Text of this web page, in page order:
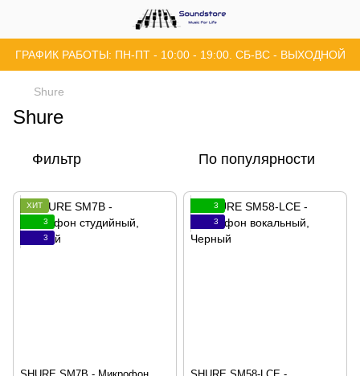
ГРАФИК РАБОТЫ: ПН-ПТ - 10:00 - 19:00. СБ-ВС - ВЫХОДНОЙ
Shure
Shure
Фильтр По популярности
ХИТ
3
3
3
3